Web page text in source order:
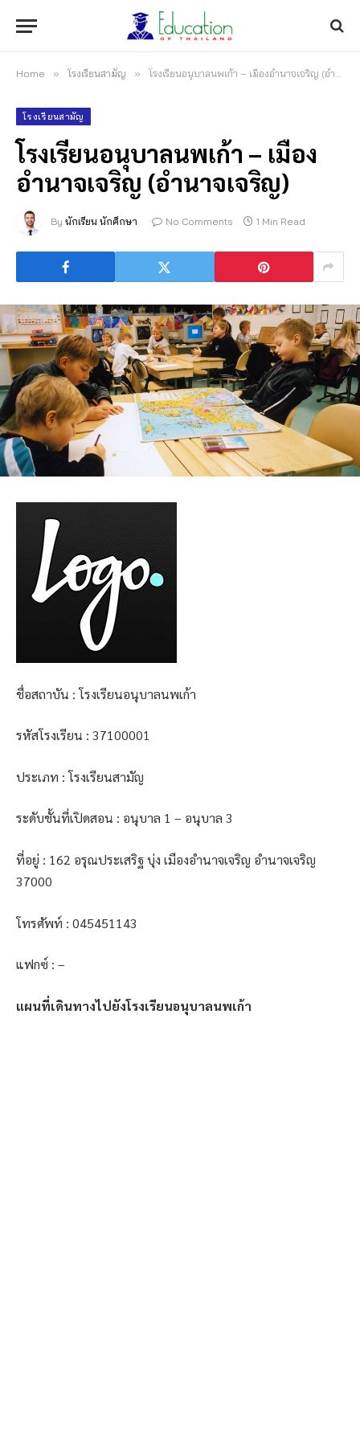
Home » โรงเรียนสามัญ » โรงเรียนอนุบาลนพเก้า – เมืองอำนาจเจริญ (อำนาจเจริญ)
โรงเรียนสามัญ
โรงเรียนอนุบาลนพเก้า – เมือง
อำนาจเจริญ (อำนาจเจริญ)
By นักเรียน นักศึกษา No Comments 1 Min Read
ชื่อสถาบัน : โรงเรียนอนุบาลนพเก้า
รหัสโรงเรียน : 37100001
ประเภท : โรงเรียนสามัญ
ระดับชั้นที่เปิดสอน : อนุบาล 1 – อนุบาล 3
ที่อยู่ : 162 อรุณประเสริฐ บุ่ง เมืองอำนาจเจริญ อำนาจเจริญ
37000
โทรศัพท์ : 045451143
แฟกซ์ : –
แผนที่เดินทางไปยังโรงเรียนอนุบาลนพเก้า